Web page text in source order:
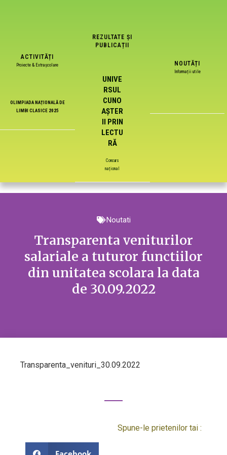
ACTIVITĂȚI
Proiecte & Extrașcolare
OLIMPIADA NAȚIONALĂ DE
LIMBI CLASICE 2025
REZULTATE ȘI
PUBLICAȚII
UNIVE
RSUL
CUNO
AȘTER
II PRIN
LECTU
RĂ
Concurs
național
NOUTĂȚI
Informații utile
Noutati
Transparenta veniturilor
salariale a tuturor functiilor
din unitatea scolara la data
de 30.09.2022
Transparenta_venituri_30.09.2022
Spune-le prietenilor tai :